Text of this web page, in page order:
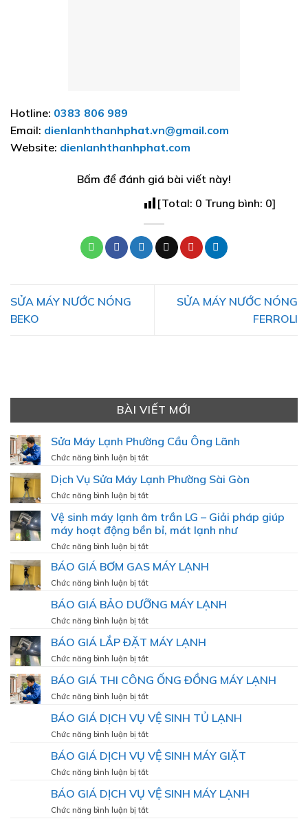
Hotline: 0383 806 989
Email: dienlanhthanhphat.vn@gmail.com
Website: dienlanhthanhphat.com
Bấm để đánh giá bài viết này!
[Total: 0 Trung bình: 0]
SỬA MÁY NƯỚC NÓNG
BEKO
SỬA MÁY NƯỚC NÓNG
FERROLI
BÀI VIẾT MỚI
Sửa Máy Lạnh Phường Cầu Ông Lãnh
Chức năng bình luận bị tắtở
Máy
Cầu
Ông
Lãnh
Dịch Vụ Sửa Máy Lạnh Phường Sài Gòn
Chức năng bình luận bị tắtở
Vụ
Sửa
Phường
Gòn
Vệ sinh máy lạnh âm trần LG – Giải pháp giúp
máy hoạt động bền bỉ, mát lạnh như
Chức năng bình luận bị tắtở
sinh
máy
âm
–
pháp
giúp
máy
hoạt
bền
bỉ,
lạnh
BÁO GIÁ BƠM GAS MÁY LẠNH
Chức năng bình luận bị tắtở
GIÁ
MÁY
BÁO GIÁ BẢO DƯỠNG MÁY LẠNH
Chức năng bình luận bị tắtở
GIÁ
MÁY
BÁO GIÁ LẮP ĐẶT MÁY LẠNH
Chức năng bình luận bị tắtở
GIÁ
MÁY
LẠNH
BÁO GIÁ THI CÔNG ỐNG ĐỒNG MÁY LẠNH
Chức năng bình luận bị tắtở
GIÁ
ỐNG
ĐỒNG
MÁY
LẠNH
BÁO GIÁ DỊCH VỤ VỆ SINH TỦ LẠNH
Chức năng bình luận bị tắtở
GIÁ
VỆ
SINH
TỦ
BÁO GIÁ DỊCH VỤ VỆ SINH MÁY GIẶT
Chức năng bình luận bị tắtở
GIÁ
BÁO GIÁ DỊCH VỤ VỆ SINH MÁY LẠNH
Chức năng bình luận bị tắtở